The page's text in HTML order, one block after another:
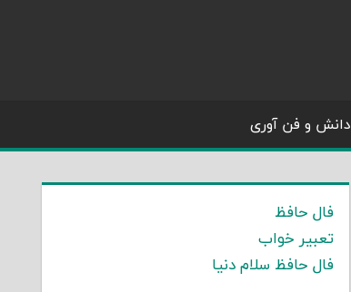
دانش و فن آوری
فال حافظ
تعبیر خواب
فال حافظ سلام دنیا